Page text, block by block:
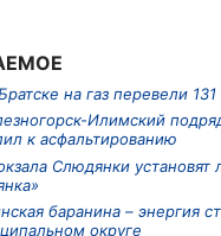
на газ перевели
Илимский
к асфальтированию
Слюдянки установят
баранина – энергия
округе